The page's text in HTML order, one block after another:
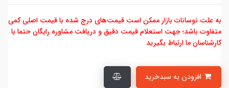
به علت نوسانات بازار ممکن است قیمت‌های درج شده با قیمت اصلی کمی
متفاوت باشد؛ جهت استعلام قیمت دقیق و دریافت مشاوره رایگان حتما با
کارشناسان ما ارتباط بگیرید